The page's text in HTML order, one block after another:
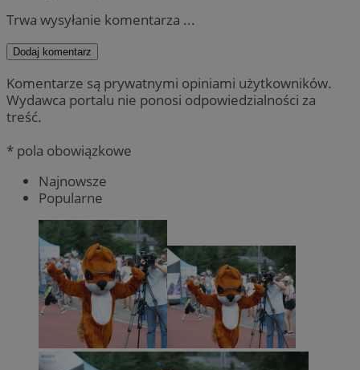
Trwa wysyłanie komentarza ...
Dodaj komentarz
Komentarze są prywatnymi opiniami użytkowników.
Wydawca portalu nie ponosi odpowiedzialności za
treść.
* pola obowiązkowe
Najnowsze
Popularne